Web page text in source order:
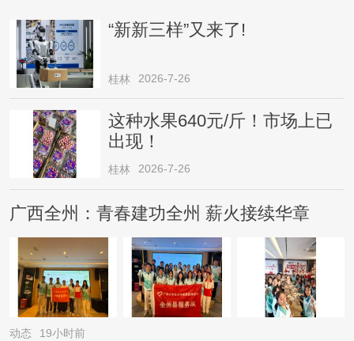
“新新三样”又来了!
桂林 2026-7-26
这种水果640元/斤！市场上已
出现！
桂林 2026-7-26
广西全州：青春建功全州 薪火接续华章
动态 19小时前